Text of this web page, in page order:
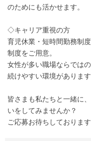
のためにも活かせます。
◇キャリア重視の方
育児休業・短時間勤務制
制度をご用意。
女性が多い職場ならでは
続けやすい環境があります
皆さまも私たちと一緒に
いをしてみませんか？
ご応募お待ちしております